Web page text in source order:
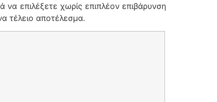
επιλέξετε χωρίς επιπλέον επιβάρυνση
τέλειο αποτέλεσμα.